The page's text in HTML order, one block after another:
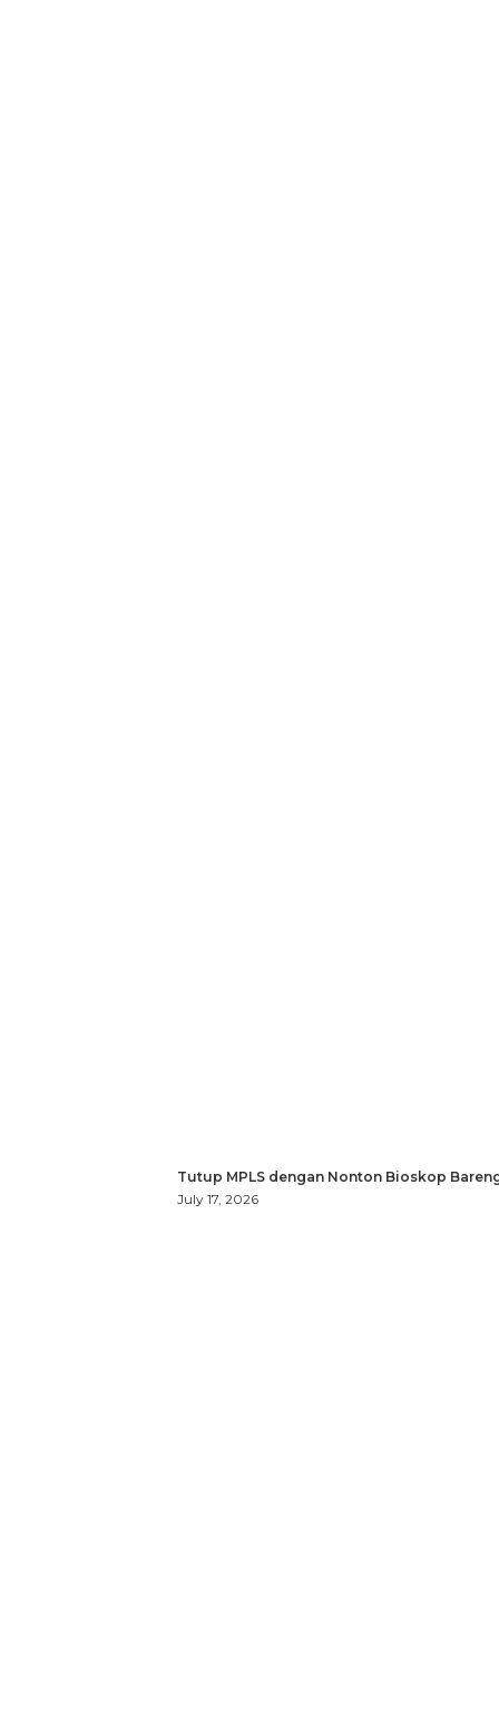
Tutup MPLS dengan Nonton Bioskop
July 17, 2026